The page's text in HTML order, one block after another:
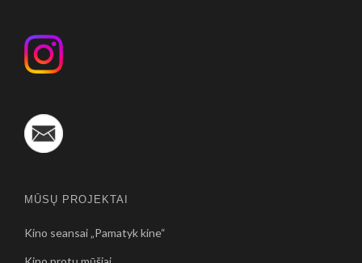
MŪSŲ PROJEKTAI
Kino seansai „Pamatyk kine“